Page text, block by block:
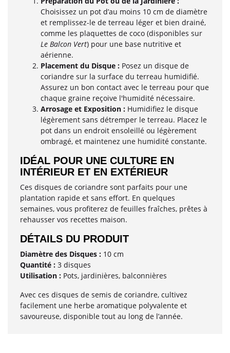
Choisissez un pot d’au moins 10 cm de diamètre
et remplissez-le de terreau léger et bien drainé,
comme les plaquettes de coco (disponibles sur
Le Balcon Vert) pour une base nutritive et
aérienne.
Placement du Disque : Posez un disque de
coriandre sur la surface du terreau humidifié.
Assurez un bon contact avec le terreau pour que
chaque graine reçoive l'humidité nécessaire.
Arrosage et Exposition : Humidifiez le disque
légèrement sans détremper le terreau. Placez le
pot dans un endroit ensoleillé ou légèrement
ombragé, et maintenez une humidité constante.
IDÉAL POUR UNE CULTURE EN
INTÉRIEUR ET EN EXTÉRIEUR
Ces disques de coriandre sont parfaits pour une
plantation rapide et sans effort. En quelques
semaines, vous profiterez de feuilles fraîches, prêtes à
rehausser vos recettes maison.
DÉTAILS DU PRODUIT
Diamètre des Disques : 10 cm
Quantité : 3 disques
Utilisation : Pots, jardinières, balconnières
Avec ces disques de semis de coriandre, cultivez
facilement une herbe aromatique polyvalente et
savoureuse, disponible tout au long de l’année.